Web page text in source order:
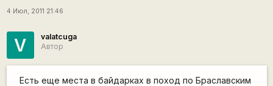
4 Июл, 2011 21:46
V
valatcuga
Автор
Есть еще места в байдарках в поход по Браславским